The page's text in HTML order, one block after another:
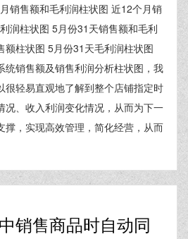
销售额和毛利润柱状图 近12个月销
润柱状图 5月份31天销售额和毛利
额柱状图 5月份31天毛利润柱状图
统销售额及销售利润分析柱状图，我
很轻易直观地了解到整个店铺指定时
况、收入利润变化情况，从而为下一
撑，实现高效管理，简化经营，从而
销售商品时自动同